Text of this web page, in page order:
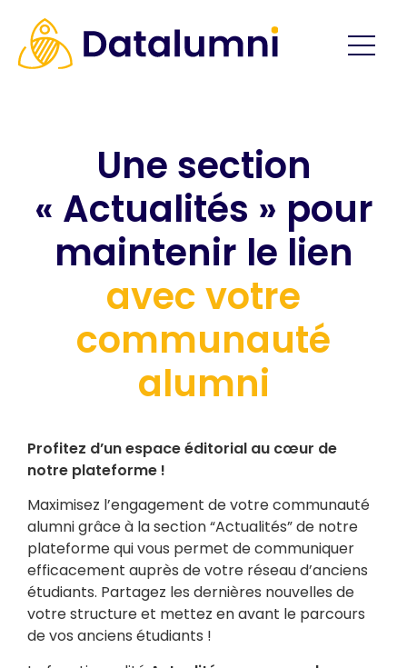
Une section
« Actualités » pour
maintenir le lien
avec votre
communauté
alumni
Profitez d’un espace éditorial au cœur de
notre plateforme !
Maximisez l’engagement de votre communauté
alumni grâce à la section “Actualités” de notre
plateforme qui vous permet de communiquer
efficacement auprès de votre réseau d’anciens
étudiants. Partagez les dernières nouvelles de
votre structure et mettez en avant le parcours
de vos anciens étudiants !